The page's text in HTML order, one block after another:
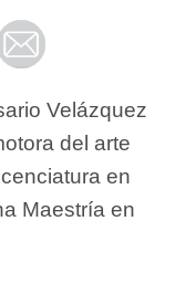
Velázquez
del arte
en
Maestría en